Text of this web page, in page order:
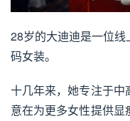
28岁的大迪迪是一位
码女装。
十几年来，她专注于中
意在为更多女性提供